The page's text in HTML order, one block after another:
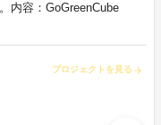
内容：GoGreenCube
プロジェクトを見る arrow_forward